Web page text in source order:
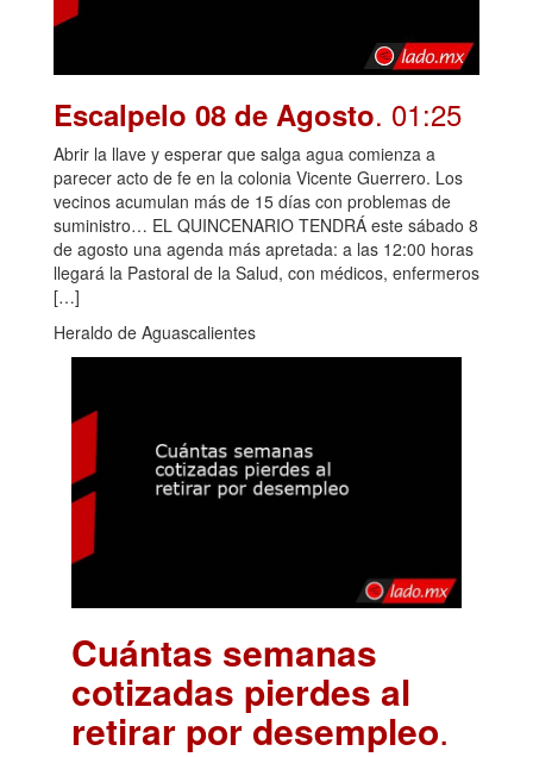
Escalpelo 08 de Agosto. 01:25
Abrir la llave y esperar que salga agua comienza a
parecer acto de fe en la colonia Vicente Guerrero. Los
vecinos acumulan más de 15 días con problemas de
suministro… EL QUINCENARIO TENDRÁ este sábado 8
de agosto una agenda más apretada: a las 12:00 horas
llegará la Pastoral de la Salud, con médicos, enfermeros
[…]
Heraldo de Aguascalientes
Cuántas semanas
cotizadas pierdes al
retirar por desempleo.